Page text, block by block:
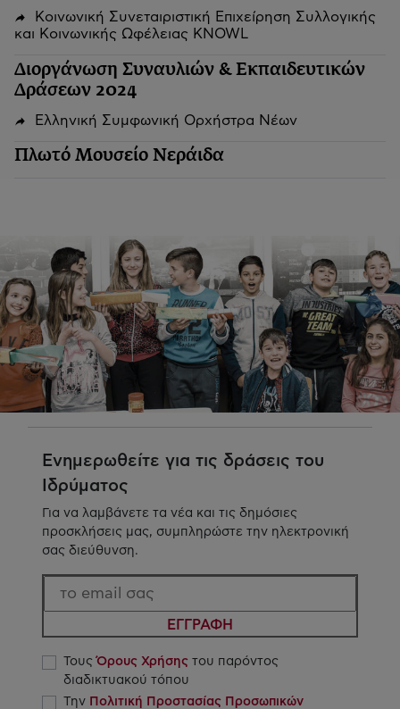
Κοινωνική Συνεταιριστική Επιχείρηση Συλλογικής
και Κοινωνικής Ωφέλειας KNOWL
Διοργάνωση Συναυλιών & Εκπαιδευτικών
Δράσεων 2024
Ελληνική Συμφωνική Ορχήστρα Νέων
Πλωτό Μουσείο Νεράιδα
Ενημερωθείτε για τις δράσεις του
Ιδρύματος
Για να λαμβάνετε τα νέα και τις δημόσιες
προσκλήσεις μας, συμπληρώστε την ηλεκτρονική
σας διεύθυνση.
ΕΓΓΡΑΦΗ
ΤουςΌρους Χρήσης του παρόντος
διαδικτυακού τόπου
Την Πολιτική Προστασίας Προσωπικών